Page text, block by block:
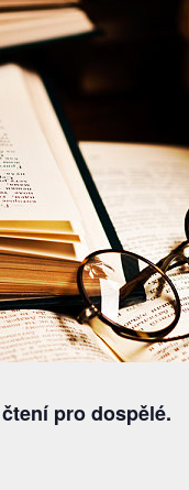
čtení pro dospělé.